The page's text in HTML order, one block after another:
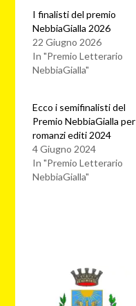
I finalisti del premio
NebbiaGialla 2026
22 Giugno 2026
In "Premio Letterario
NebbiaGialla"
Ecco i semifinalisti del
Premio NebbiaGialla per
romanzi editi 2024
4 Giugno 2024
In "Premio Letterario
NebbiaGialla"